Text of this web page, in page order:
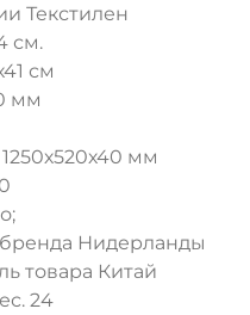
Текстилен
см.
см
мм
мм
Нидерланды
товара Китай
24